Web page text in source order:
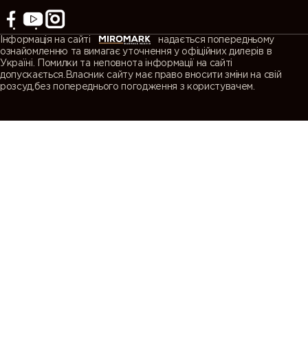
Інформація на сайті
надається попередньому
ознайомленню та вимагає уточнення у офіційних дилерів в
Україні. Помилки та неповнота інформації на сайті
допускається.Власник сайту має право вносити зміни на свій
розсуд,без попереднього погодження з користувачем.